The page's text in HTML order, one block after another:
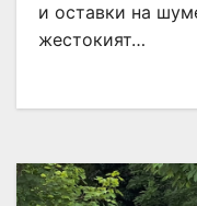
и оставки на
жестокият…